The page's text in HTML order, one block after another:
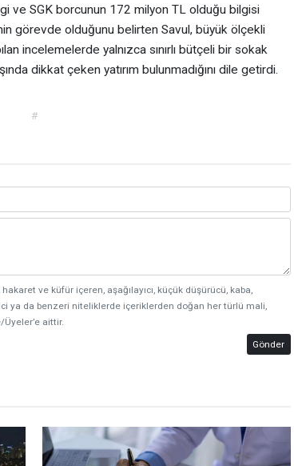
ve SGK borcunun 172 milyon TL olduğu bilgisi
görevde olduğunu belirten Savul, büyük ölçekli
incelemelerde yalnızca sınırlı bütçeli bir sokak
dikkat çeken yatırım bulunmadığını dile getirdi.
#
ve küfür içeren, aşağılayıcı, küçük düşürücü, kaba,
ya da benzeri niteliklerde içeriklerden doğan her türlü mali,
aittir.
Gönder